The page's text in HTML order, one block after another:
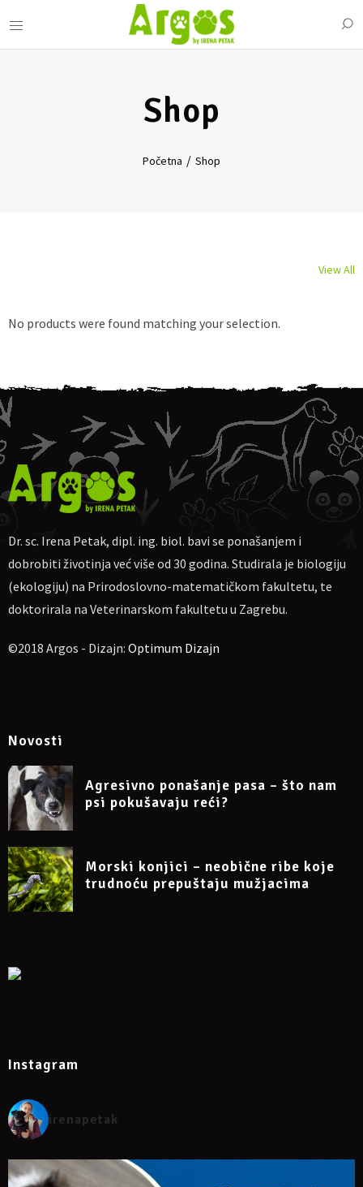
Shop
Početna Shop
View All
No products were found matching your selection.
Dr. sc. Irena Petak, dipl. ing. biol. bavi se ponašanjem i
dobrobiti životinja već više od 30 godina. Studirala je biologiju
(ekologiju) na Prirodoslovno-matematičkom fakultetu, te
doktorirala na Veterinarskom fakultetu u Zagrebu.
©2018 Argos - Dizajn: Optimum Dizajn
Novosti
Agresivno ponašanje pasa – što nam
psi pokušavaju reći?
Morski konjici – neobične ribe koje
trudnoću prepuštaju mužjacima
Instagram
irenapetak